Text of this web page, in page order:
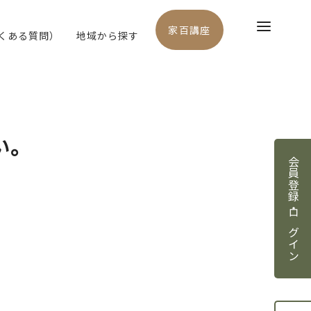
会員登録・ログイン
ある質問） 地域から探す 家百講座